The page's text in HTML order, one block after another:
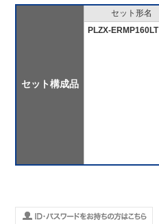
セット構成品
セット形名
PLZX-ERMP160LT